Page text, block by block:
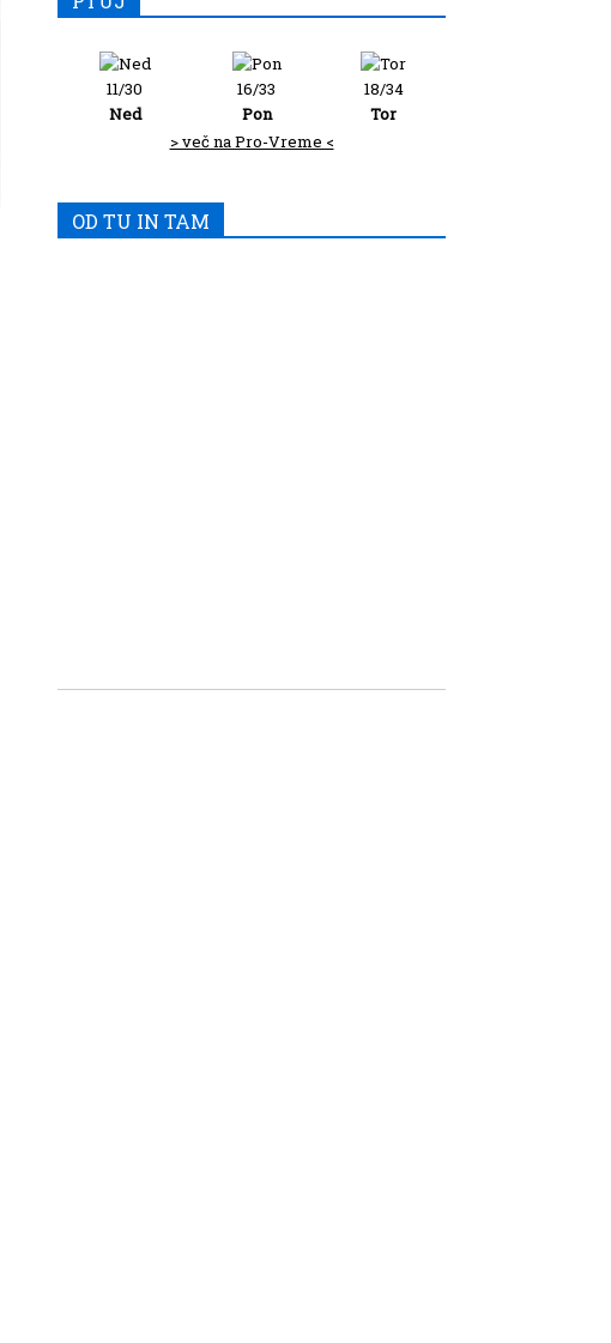
11/30
Ned
16/33
Pon
18/34
Tor
> več na Pro-Vreme <
OD TU IN TAM